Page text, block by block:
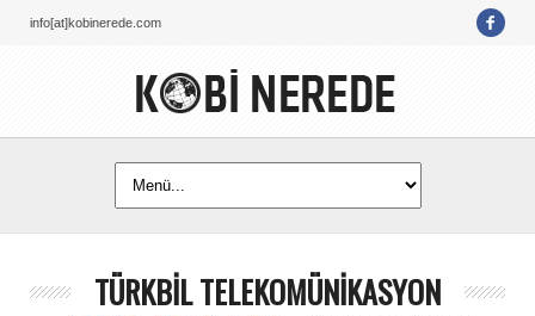
info[at]kobinerede.com
TÜRKBİL TELEKOMÜNİKASYON